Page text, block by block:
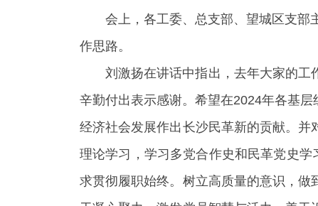
会上，各工委、总支部、望城区支部
作思路。
刘激扬在讲话中指出，去年大家的
辛勤付出表示感谢。希望在2024年各基
经济社会发展作出长沙民革新的贡献。
理论学习，学习多党合作史和民革党史
求贯彻履职始终。树立高质量的意识，